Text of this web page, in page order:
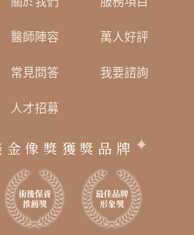
醫師陣容 萬人好評
常見問答 我要諮詢
人才招募
金像獎獲獎品牌